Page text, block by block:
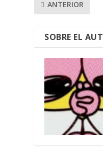
ANTERIOR
SOBRE EL